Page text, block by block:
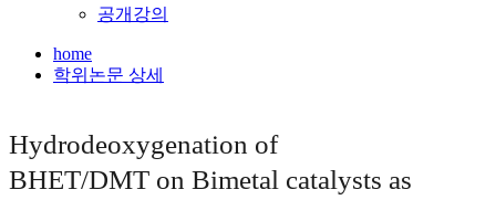
공개강의
home
학위논문 상세
Hydrodeoxygenation of
BHET/DMT on Bimetal catalysts as